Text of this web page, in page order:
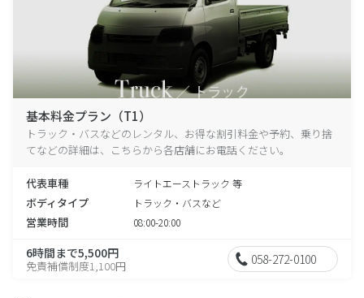
基本料金プラン（T1）
トラック・バスなどのレンタル、お得な割引料金や予約、乗り捨
てなどの詳細は、こちらから各店舗にお電話ください。
代表車種 ライトエーストラック 等
ボディタイプ トラック・バスなど
営業時間 08:00-20:00
6時間まで5,500円
免責補償制度1,100円 058-272-0100